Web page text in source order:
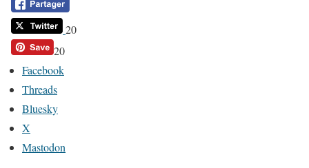
20
20
Facebook
Threads
Bluesky
X
Mastodon